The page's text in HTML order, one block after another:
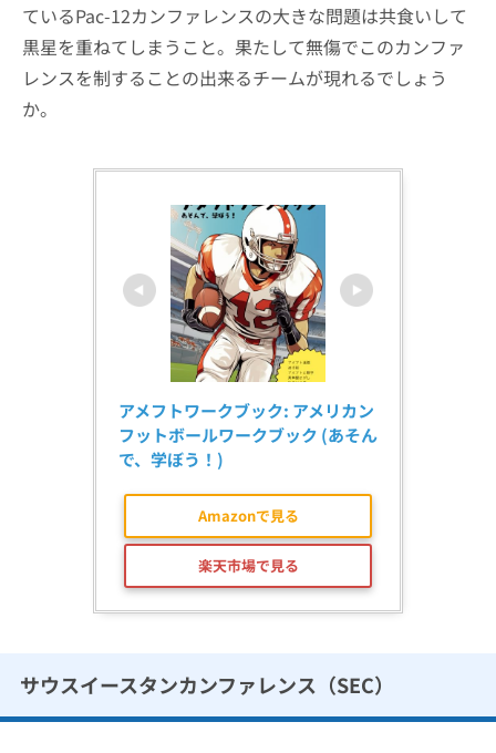
ているPac-12カンファレンスの大きな問題は共食いして
黒星を重ねてしまうこと。果たして無傷でこのカンファ
レンスを制することの出来るチームが現れるでしょう
か。
アメフトワークブック: アメリカン
フットボールワークブック (あそん
で、学ぼう！)
Amazonで見る
楽天市場で見る
サウスイースタンカンファレンス（SEC）